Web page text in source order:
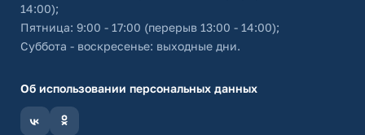
14:00);
Пятница: 9:00 - 17:00 (перерыв 13:00 - 14:00);
Суббота - воскресенье: выходные дни.
Об использовании персональных данных